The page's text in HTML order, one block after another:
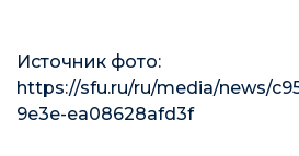
Источник фото:
https://sfu.ru/ru/media/news/
9e3e-ea08628afd3f